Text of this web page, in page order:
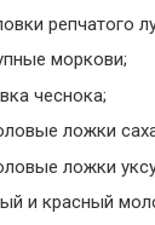
репчатого
моркови;
чеснока;
ложки
ложки
и красный